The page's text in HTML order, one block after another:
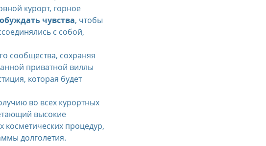
курорт, горное
чувства, чтобы
с собой,
сообщества, сохраняя
приватной виллы
которая будет
во всех курортных
высокие
процедур,
долголетия.